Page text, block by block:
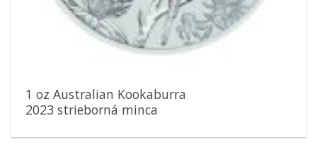
1 oz Australian Kookaburra
2023 strieborná minca